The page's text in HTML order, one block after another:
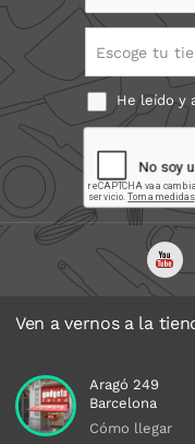
Escoge tu
He leído y
Ven a vernos a la
Aragó 249
Barcelona
Cómo llegar